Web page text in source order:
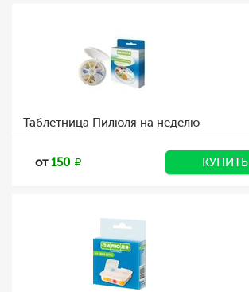
Таблетница Пилюля на неделю
от150 КУПИТЬ